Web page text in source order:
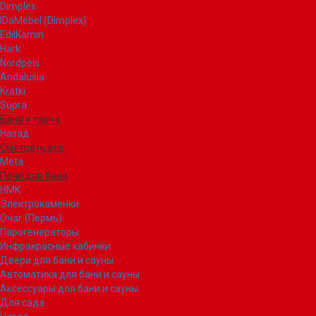
Dimplex
IDaMebel (Dimplex)
EdilKamin
Hark
Nordpeis
Andalusia
Kratki
Supra
Баня и сауна
Назад
Смотреть все
Meta
Печи для бани
НМК
Электрокаменки
Очаг (Пермь)
Парогенераторы
Инфракрасные кабинки
Двери для бани и сауны
Автоматика для бани и сауны
Аксессуары для бани и сауны
Для сада